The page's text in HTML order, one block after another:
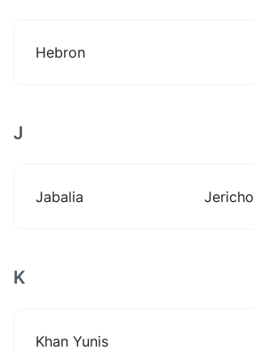
Hebron
J
Jabalia Jericho
K
Khan Yunis